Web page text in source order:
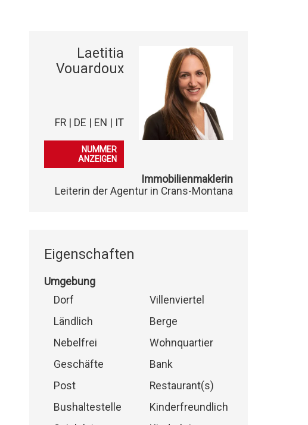
Laetitia
Vouardoux
FR | DE | EN | IT
079 278 40 03
NUMMER
ANZEIGEN
Immobilienmaklerin
Leiterin der Agentur in Crans-Montana
Eigenschaften
Umgebung
Dorf
Villenviertel
Ländlich
Berge
Nebelfrei
Wohnquartier
Geschäfte
Bank
Post
Restaurant(s)
Bushaltestelle
Kinderfreundlich